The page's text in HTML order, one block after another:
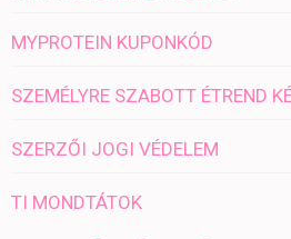
MYPROTEIN KUPONKÓD
SZEMÉLYRE SZABOTT ÉTREND
SZERZŐI JOGI VÉDELEM
TI MONDTÁTOK